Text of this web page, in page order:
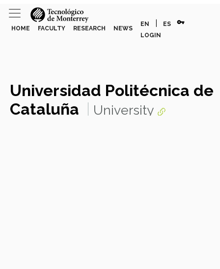
HOME FACULTY RESEARCH NEWS
EN ES vpn_key
LOGIN
Universidad Politécnica de
Cataluña
University